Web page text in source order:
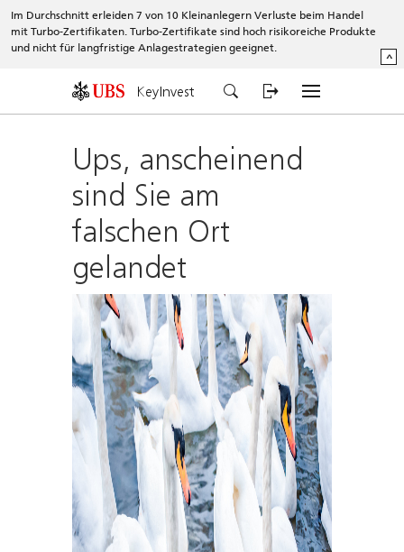
Im Durchschnitt erleiden 7 von 10 Kleinanlegern Verluste beim Handel
mit Turbo-Zertifikaten. Turbo-Zertifikate sind hoch risikoreiche Produkte
und nicht für langfristige Anlagestrategien geeignet.
^
KeyInvest
Ups, anscheinend
sind Sie am
falschen Ort
gelandet